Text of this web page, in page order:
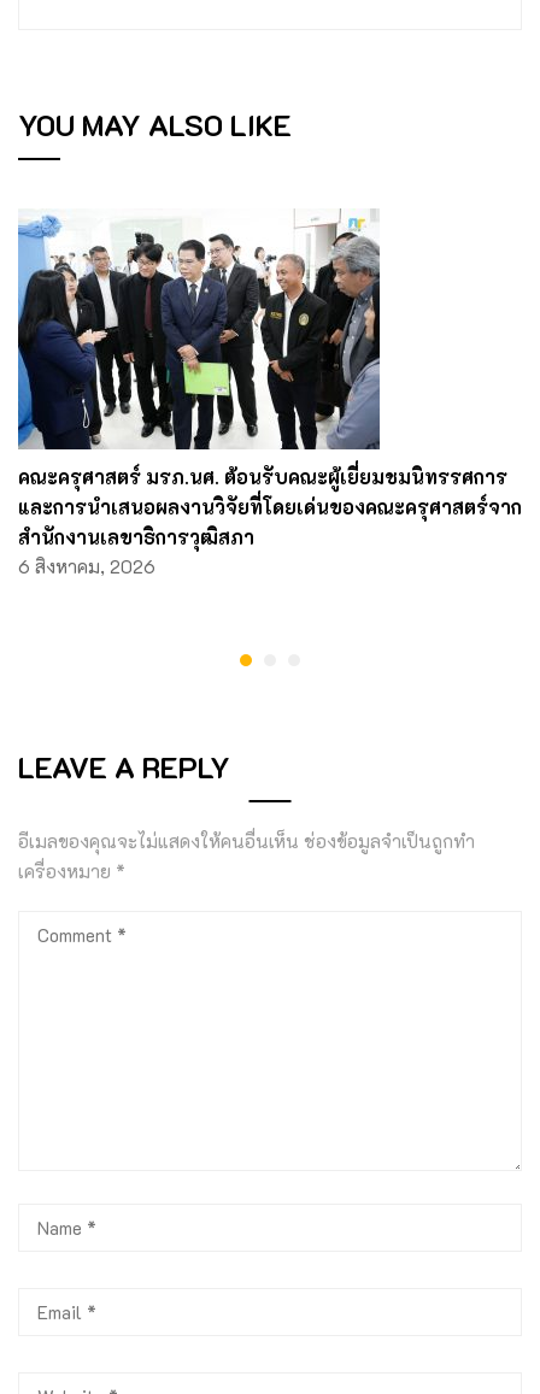
YOU MAY ALSO LIKE
คณะครุศาสตร์ มรภ.นศ. ต้อนรับคณะผู้เยี่ยมชมนิทรรศการ
และการนำเสนอผลงานวิจัยที่โดยเด่นของคณะครุศาสตร์จาก
สำนักงานเลขาธิการวุฒิสภา
6 สิงหาคม, 2026
LEAVE A REPLY
อีเมลของคุณจะไม่แสดงให้คนอื่นเห็น ช่องข้อมูลจำเป็นถูกทำ
เครื่องหมาย *